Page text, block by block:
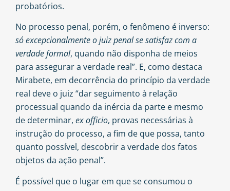
probatórios.
No processo penal, porém, o fenômeno é inverso:
só excepcionalmente o juiz penal se satisfaz com a
verdade formal, quando não disponha de meios
para assegurar a verdade real”. E, como destaca
Mirabete, em decorrência do princípio da verdade
real deve o juiz “dar seguimento à relação
processual quando da inércia da parte e mesmo
de determinar, ex officio, provas necessárias à
instrução do processo, a fim de que possa, tanto
quanto possível, descobrir a verdade dos fatos
objetos da ação penal”.
É possível que o lugar em que se consumou o